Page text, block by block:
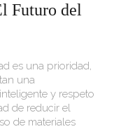
Futuro del
es una prioridad,
una
y respeto
de reducir el
de materiales